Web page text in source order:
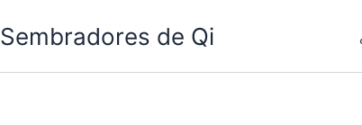
de Qi